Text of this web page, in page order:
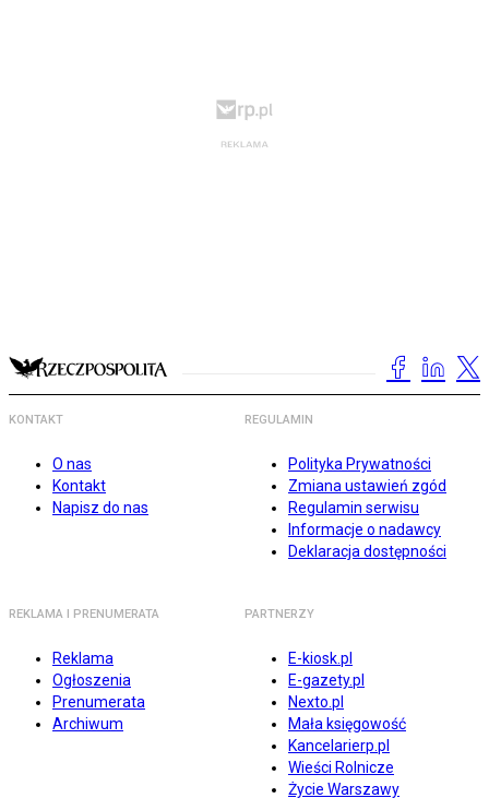
KONTAKT
O nas
Kontakt
Napisz do nas
REGULAMIN
Polityka Prywatności
Zmiana ustawień zgód
Regulamin serwisu
Informacje o nadawcy
Deklaracja dostępności
REKLAMA I PRENUMERATA
Reklama
Ogłoszenia
Prenumerata
Archiwum
PARTNERZY
E-kiosk.pl
E-gazety.pl
Nexto.pl
Mała księgowość
Kancelarierp.pl
Wieści Rolnicze
Życie Warszawy